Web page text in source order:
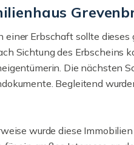
einer Erbschaft sollte
Sichtung des Erbscheins
Die nächsten
Begleitend
wurde diese